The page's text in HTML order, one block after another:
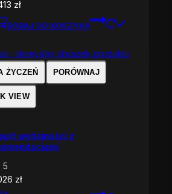
zł
DODAJ DO KOSZYKA
ŻYCZEŃ PORÓWNAJ
VIEW
wydajności z
5
zł